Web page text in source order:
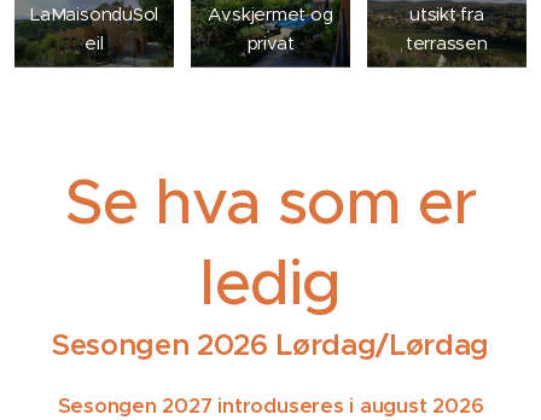
LaMaisonduSol
eil
Avskjermet og
privat
utsikt fra
terrassen
Se hva som er
ledig
Sesongen 2026 Lørdag/Lørdag
Sesongen 2027 introduseres i august 2026